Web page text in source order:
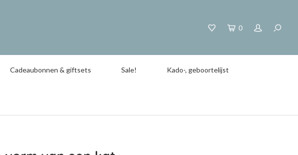
0
Cadeaubonnen & giftsets Sale! Kado-, geboortelijst